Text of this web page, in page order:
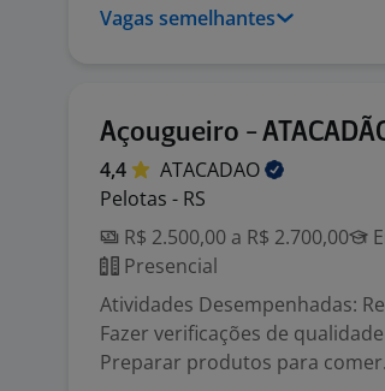
Vagas semelhantes
Açougueiro -
4,4
ATACADAO
Pelotas - RS
R$ 2.500,00 a R$ 2.700,00
Presencial
Atividades Desempenhadas:
Fazer verificações de
Preparar produtos para